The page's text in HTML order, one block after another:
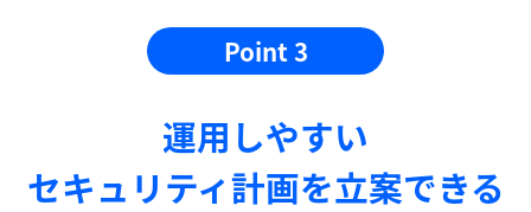
Point 3
運⽤しやすい
セキュリティ計画を⽴案できる